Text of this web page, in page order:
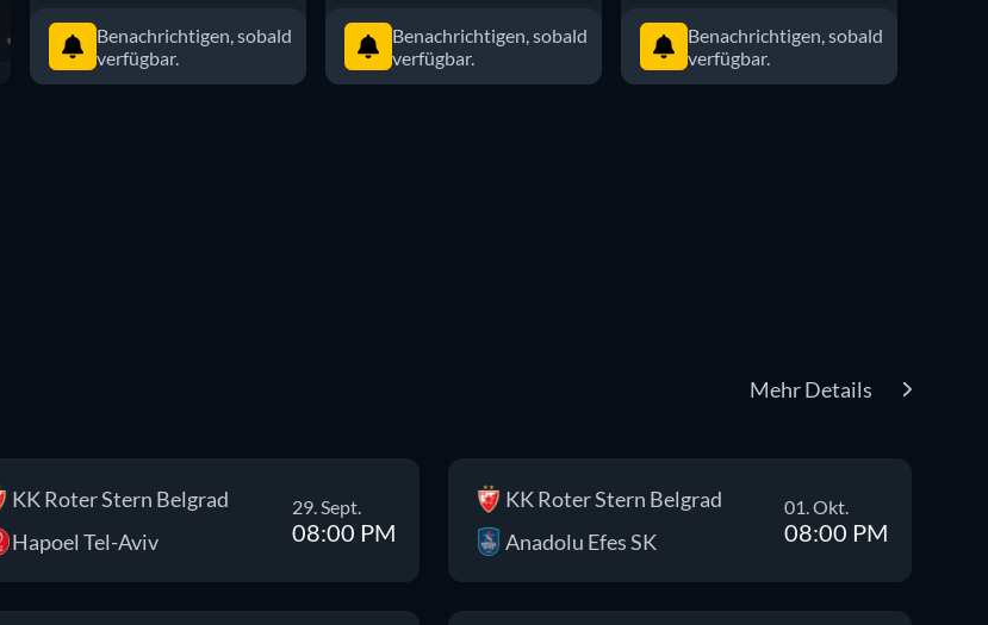
Benachrichtigen, sobald
verfügbar.
Benachrichtigen, sobald
verfügbar.
Benachrichtigen, sobald
verfügbar.
Mehr Details
KK Roter Stern Belgrad
Hapoel Tel-Aviv
29. Sept.
08:00 PM
KK Roter Stern Belgrad
Anadolu Efes SK
01. Okt.
08:00 PM